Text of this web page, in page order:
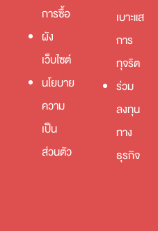
การซื้อ
ผัง
เว็บไซต์
นโยบาย
ความ
เป็น
ส่วนตัว
เบาะแส
การ
ทุจริต
ร่วม
ลงทุน
ทาง
ธุรกิจ